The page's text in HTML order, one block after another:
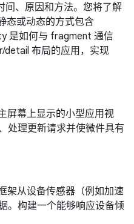
、原因和方法。您将了解
态或动态的方式包含
是如何与 fragment 通信
detail 布局的应用，实现
屏幕上显示的小型应用视
处理更新请求并使微件具有
架从设备传感器（例如加速
。构建一个能够响应设备倾